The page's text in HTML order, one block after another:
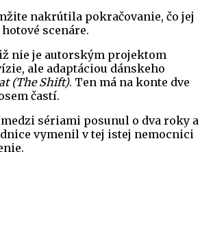
nakrútila pokračovanie, čo jej
scenáre.
nie je autorským projektom
ale adaptáciou dánskeho
(The Shift). Ten má na konte dve
častí.
sériami posunul o dva roky a
vymenil v tej istej nemocnici